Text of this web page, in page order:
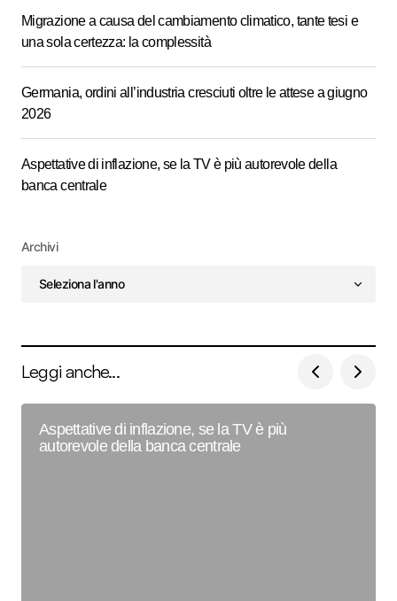
Migrazione a causa del cambiamento climatico, tante tesi e
una sola certezza: la complessità
Germania, ordini all’industria cresciuti oltre le attese a giugno
2026
Aspettative di inflazione, se la TV è più autorevole della
banca centrale
Archivi
Leggi anche...
Aspettative di inflazione, se la TV è più
autorevole della banca centrale